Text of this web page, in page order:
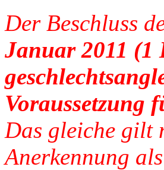
Der Beschluss
Januar 2011 (1
Voraussetzung
Das gleiche gilt
Anerkennung